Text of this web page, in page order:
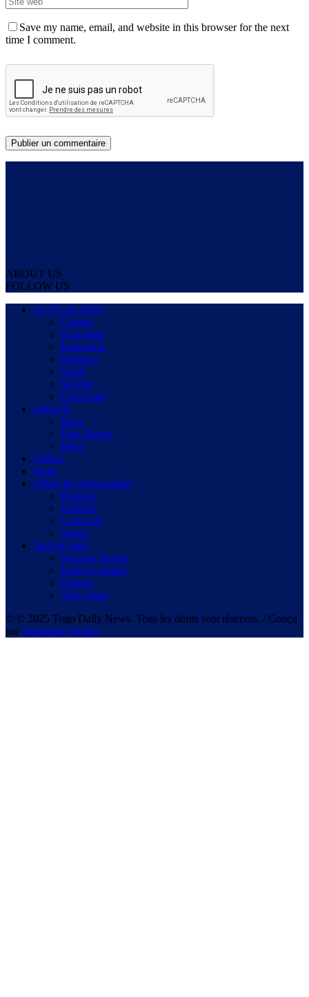
Save my name, email, and website in this browser for the next
time I comment.
ABOUT US
FOLLOW US
ACTUALITES
Culture
Economie
Education
Religion
Santé
Société
Université
Lifestyle
Buzz
Faits Divers
Idées
Vidéos
Sport
Offres & Opportunités
Bourses
Emplois
Concours
Stages
Tech & Web
Success Stories
Jeunes Leaders
Patrons
Togo Stars
© © 2025 Togo Daily News. Tous les droits sont réserves. / Conçu
par Warketing Studio